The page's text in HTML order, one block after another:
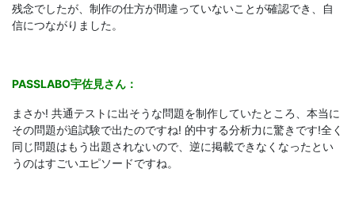
残念でしたが、制作の仕方が間違っていないことが確認でき、自
信につながりました。
PASSLABO宇佐見さん：
まさか! 共通テストに出そうな問題を制作していたところ、本当に
その問題が追試験で出たのですね! 的中する分析力に驚きです!全く
同じ問題はもう出題されないので、逆に掲載できなくなったとい
うのはすごいエピソードですね。